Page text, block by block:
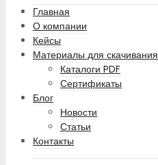
Главная
О компании
Кейсы
Материалы для скачивания
Каталоги PDF
Сертификаты
Блог
Новости
Статьи
Контакты